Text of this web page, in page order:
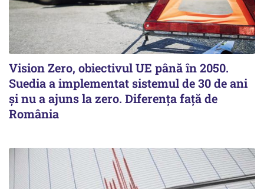
Vision Zero, obiectivul UE până în 2050.
Suedia a implementat sistemul de 30 de ani
şi nu a ajuns la zero. Diferenţa faţă de
România